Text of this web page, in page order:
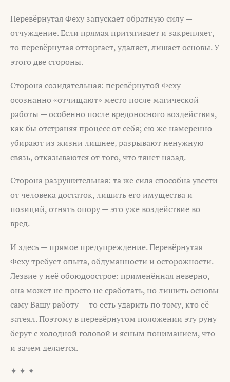
Перевёрнутая Феху запускает обратную силу —
отчуждение. Если прямая притягивает и закрепляет,
то перевёрнутая отторгает, удаляет, лишает основы. У
этого две стороны.
Сторона созидательная: перевёрнутой Феху
осознанно «отчищают» место после магической
работы — особенно после вредоносного воздействия,
как бы отстраняя процесс от себя; ею же намеренно
убирают из жизни лишнее, разрывают ненужную
связь, отказываются от того, что тянет назад.
Сторона разрушительная: та же сила способна увести
от человека достаток, лишить его имущества и
позиций, отнять опору — это уже воздействие во
вред.
И здесь — прямое предупреждение. Перевёрнутая
Феху требует опыта, обдуманности и осторожности.
Лезвие у неё обоюдоострое: применённая неверно,
она может не просто не сработать, но лишить основы
саму Вашу работу — то есть ударить по тому, кто её
затеял. Поэтому в перевёрнутом положении эту руну
берут с холодной головой и ясным пониманием, что
и зачем делается.
✦ ✦ ✦